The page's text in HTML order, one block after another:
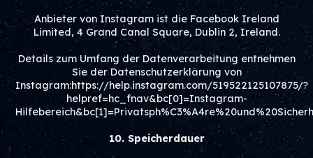
Anbieter von Instagram ist die Facebook Ireland
Limited, 4 Grand Canal Square, Dublin 2, Ireland.
Details zum Umfang der Datenverarbeitung entnehmen
Sie der Datenschutzerklärung von
Instagram:https://help.instagram.com/519522125107875/?
helpref=hc_fnav&bc[0]=Instagram-
10. Speicherdauer